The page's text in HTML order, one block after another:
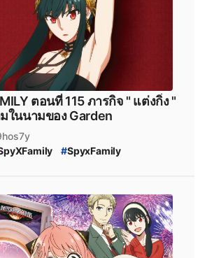
#manga #
สปาย_×_แฟมิลี #สปายแฟมิลี่
# มังงะ #มังกะ
หนังสือการ์ตูน
SPY_x_Family_117 #
สปายแฟมิลี่_117
# SPY_x_Family_ตอนล่าสุด
ด
สปาย_x_แฟมิลี่_ตอนล่าสุด
#SPYxFAMILY_หยุดพัก
น # สปอยล์_SPYxFAMILY
ตอนที่ 115 ภารกิจ " แต่งกิ่ง "
ในนามของ Garden
#SpyxFamily
สปาย_x_แฟมิลี่_115
นที่ไหน #Spy_x_Family
#SPY_x_FAMILY_มังงะ
#manga #MangaPlus
ปาย_×_แฟมิลี #สปายแฟมิลี่ #สนธยา